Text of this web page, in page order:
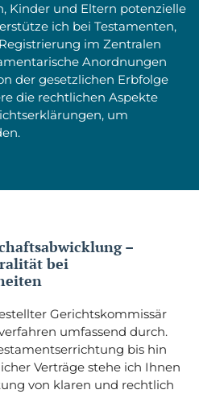
Kinder und Eltern potenzielle
ich bei Testamenten,
im Zentralen
Anordnungen
der gesetzlichen Erbfolge
die rechtlichen Aspekte
um
–
bei
Gerichtskommissär
umfassend durch.
bis hin
Verträge stehe ich Ihnen
von klaren und rechtlich